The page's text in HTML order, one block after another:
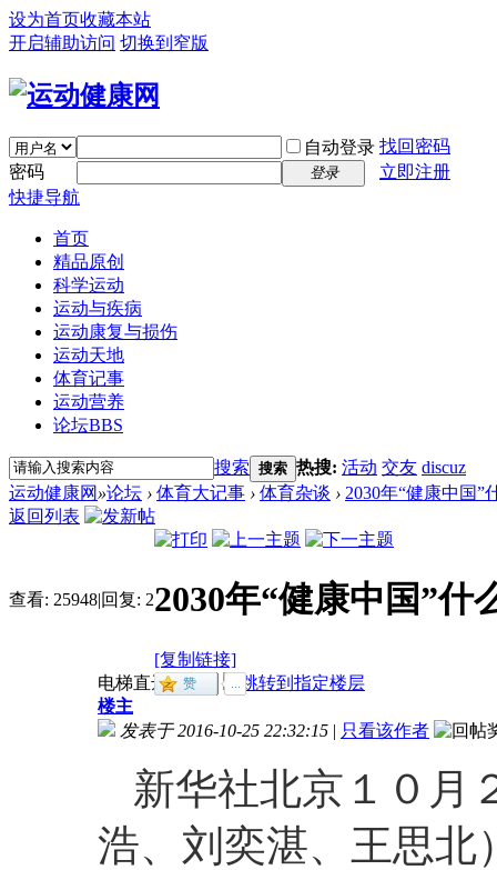
设为首页收藏本站
开启辅助访问 切换到窄版
自动登录 找回密码
密码
登录
立即注册
快捷导航
首页
精品原创
科学运动
运动与疾病
运动康复与损伤
运动天地
体育记事
运动营养
论坛BBS
搜索 搜索 热搜: 活动 交友 discuz
运动健康网 »论坛 › 体育大记事 › 体育杂谈 › 2030年“健康中国
返回列表
查看: 25948|回复: 22030年“健康中国”
[复制链接]
电梯直达
楼主
发表于 2016-10-25 22:32:15 | 只看该作者
新华社北京１０月
浩、刘奕湛、王思北